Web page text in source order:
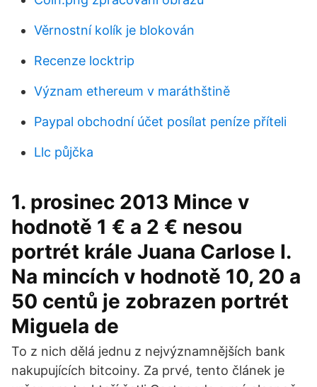
Věrnostní kolík je blokován
Recenze locktrip
Význam ethereum v maráthštině
Paypal obchodní účet posílat peníze příteli
Llc půjčka
1. prosinec 2013 Mince v
hodnotě 1 € a 2 € nesou
portrét krále Juana Carlose I.
Na mincích v hodnotě 10, 20 a
50 centů je zobrazen portrét
Miguela de
To z nich dělá jednu z nejvýznamnějších bank
nakupujících bitcoiny. Za prvé, tento článek je